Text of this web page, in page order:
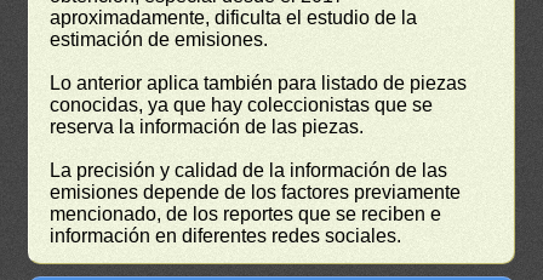
aproximadamente, dificulta el estudio de la
estimación de emisiones.
Lo anterior aplica también para listado de piezas
conocidas, ya que hay coleccionistas que se
reserva la información de las piezas.
La precisión y calidad de la información de las
emisiones depende de los factores previamente
mencionado, de los reportes que se reciben e
información en diferentes redes sociales.